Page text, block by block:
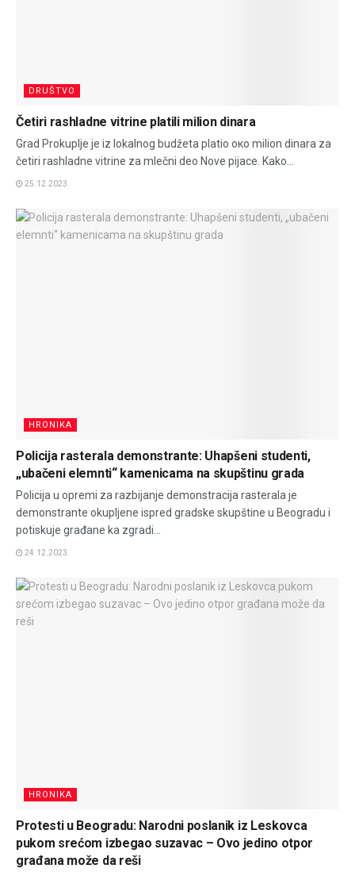
DRUŠTVO
Četiri rashladne vitrine platili milion dinara
Grad Prokuplje je iz lokalnog budžeta platio oко milion dinara za
četiri rashladne vitrine za mlečni deo Nove pijace. Kako...
25.12.2023.
HRONIKA
Policija rasterala demonstrante: Uhapšeni studenti,
„ubačeni elemnti“ kamenicama na skupštinu grada
Policija u opremi za razbijanje demonstracija rasterala je
demonstrante okupljene ispred gradske skupštine u Beogradu i
potiskuje građane ka zgradi...
24.12.2023.
HRONIKA
Protesti u Beogradu: Narodni poslanik iz Leskovca
pukom srećom izbegao suzavac – Ovo jedino otpor
građana može da reši